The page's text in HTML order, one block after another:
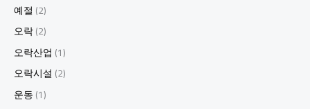
예절(2)
오락(2)
오락산업 (1)
오락시설(2)
운동(1)